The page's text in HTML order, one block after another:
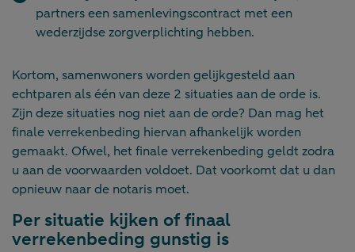
partners een samenlevingscontract met een
wederzijdse zorgverplichting hebben.
Kortom, samenwoners worden gelijkgesteld aan
echtparen als één van deze 2 situaties aan de orde is.
Zijn deze situaties nog niet aan de orde? Dan mag het
finale verrekenbeding hiervan afhankelijk worden
gemaakt. Ofwel, het finale verrekenbeding geldt zodra
u aan de voorwaarden voldoet. Dat voorkomt dat u dan
opnieuw naar de notaris moet.
Per situatie kijken of finaal
verrekenbeding gunstig is
Heeft u even?
Door een korte vragenlijst in te vullen, kunnen we onze
content beter afstemmen op uw situatie en interesses.